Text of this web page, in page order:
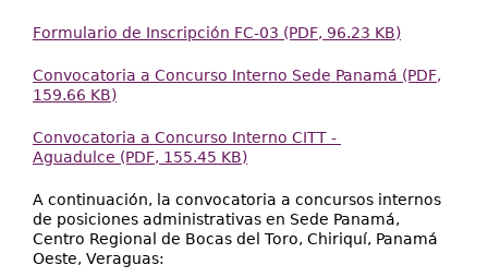
Formulario de Inscripción FC-03 (PDF, 96.23 KB)
Convocatoria a Concurso Interno Sede Panamá (PDF,
159.66 KB)
Convocatoria a Concurso Interno CITT -
Aguadulce (PDF, 155.45 KB)
A continuación, la convocatoria a concursos internos
de posiciones administrativas en Sede Panamá,
Centro Regional de Bocas del Toro, Chiriquí, Panamá
Oeste, Veraguas: